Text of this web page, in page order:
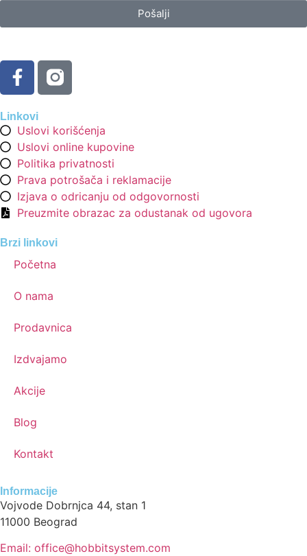
Pošalji
Linkovi
Uslovi korišćenja
Uslovi online kupovine
Politika privatnosti
Prava potrošača i reklamacije
Izjava o odricanju od odgovornosti
Preuzmite obrazac za odustanak od ugovora
Brzi linkovi
Početna
O nama
Prodavnica
Izdvajamo
Akcije
Blog
Kontakt
Informacije
Vojvode Dobrnjca 44, stan 1
11000 Beograd
Email: office@hobbitsystem.com